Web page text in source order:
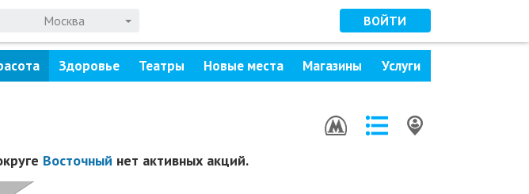
Москва ВОЙТИ
Здоровье Театры Новые места Магазины Услуги
Восточный нет активных акций.